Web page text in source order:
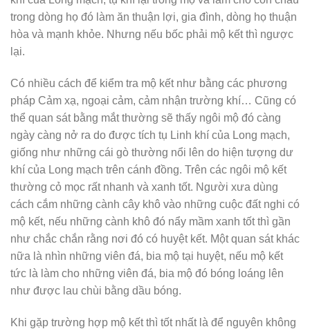
trong dòng họ đó làm ăn thuận lợi, gia đình, dòng họ thuận
hòa và mạnh khỏe. Nhưng nếu bốc phải mộ kết thì ngược
lại.
Có nhiều cách để kiểm tra mộ kết như bằng các phương
pháp Cảm xạ, ngoại cảm, cảm nhận trường khí… Cũng có
thể quan sát bằng mắt thường sẽ thấy ngôi mộ đó càng
ngày càng nở ra do được tích tụ Linh khí của Long mạch,
giống như những cái gò thường nổi lên do hiện tượng dư
khí của Long mạch trên cánh đồng. Trên các ngôi mộ kết
thường cỏ mọc rất nhanh và xanh tốt. Người xưa dùng
cách cắm những cành cây khô vào những cuộc đất nghi có
mộ kết, nếu những cành khô đó nẩy mầm xanh tốt thì gần
như chắc chắn rằng nơi đó có huyệt kết. Một quan sát khác
nữa là nhìn những viên đá, bia mộ tại huyệt, nếu mộ kết
tức là làm cho những viên đá, bia mộ đó bóng loáng lên
như được lau chùi bằng dầu bóng.
Khi gặp trường hợp mộ kết thì tốt nhất là để nguyên không